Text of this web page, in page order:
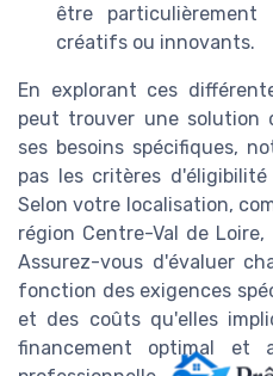
être
créatifs ou innovants.
En explorant ces
peut trouver une solution
ses besoins spécifiques,
pas les critères
Selon votre localisation,
région Centre-Val de
Assurez-vous d'évaluer
fonction des exigences
et des coûts qu'elles
financement optimal et